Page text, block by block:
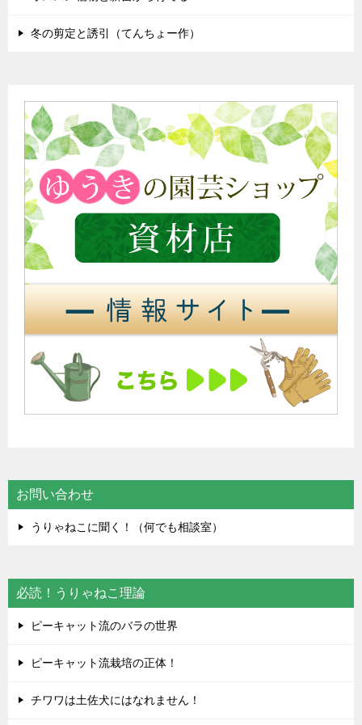
冬の剪定と誘引（てんちょー作）
お問い合わせ
うりゃねこに聞く！（何でも相談室）
必読！うりゃねこ理論
ピーキャット流のバラの世界
ピーキャット流栽培の正体！
チワワは土佐犬にはなれません！